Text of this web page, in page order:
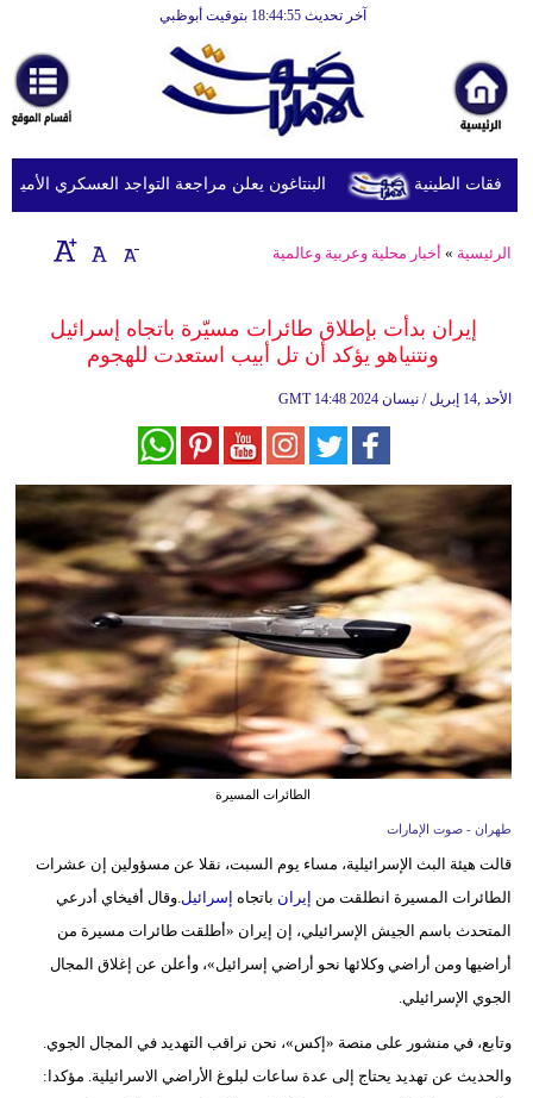
آخر تحديث 18:44:55 بتوقيت أبوظبي
أخبارعاجلة
رياضة
ثقافة
إقتصاد
وموسيقى
سياحة
وسفر
ديكور
أخبار
إعلام
تعليم
أزياء
إسلامية
علوم
وتكنولوجيا
مدوَّنات
البنتاغون يعلن مراجعة التواجد العسكري الأميركي
الرئيسية » أخبار محلية وعربية وعالمية
إيران بدأت بإطلاق طائرات مسيّرة باتجاه إسرائيل
ونتنياهو يؤكد أن تل أبيب استعدت للهجوم
GMT 14:48 2024 الأحد ,14 إبريل / نيسان
الطائرات المسيرة
طهران - صوت الإمارات
قالت هيئة البث الإسرائيلية، مساء يوم السبت، نقلا عن مسؤولين إن عشرات
الطائرات المسيرة انطلقت من إيران باتجاه إسرائيل.وقال أفيخاي أدرعي
المتحدث باسم الجيش الإسرائيلي، إن إيران «أطلقت طائرات مسيرة من
أراضيها ومن أراضي وكلائها نحو أراضي إسرائيل»، وأعلن عن إغلاق المجال
الجوي الإسرائيلي.
وتابع، في منشور على منصة «إكس»، نحن نراقب التهديد في المجال الجوي.
والحديث عن تهديد يحتاج إلى عدة ساعات لبلوغ الأراضي الاسرائيلية. مؤكدا: